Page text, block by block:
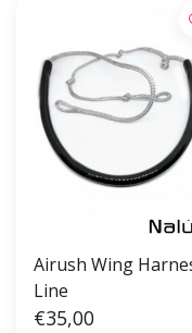
Airush Wing
Line
€35,00